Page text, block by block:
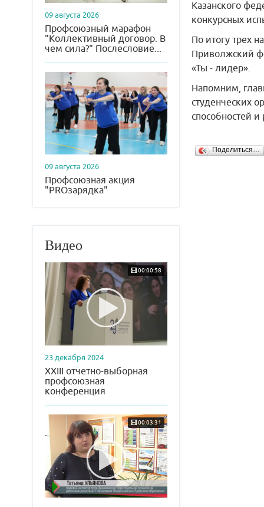
09 августа 2026
Профсоюзный марафон
"Коллективный договор. В
чем сила?" Послесловие...
09 августа 2026
Профсоюзная акция
"PROзарядка"
Видео
00:00:58
23 декабря 2024
XXIII отчетно-выборная
профсоюзная
конференция
00:03:31
Казанского
конкурсных
По итогу трех
Приволжский
«Ты - лидер».
Напомним,
студенческих
способностей
Поделиться…